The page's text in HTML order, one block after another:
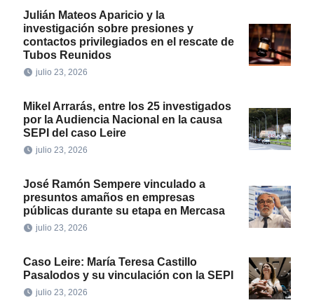
Julián Mateos Aparicio y la
investigación sobre presiones y
contactos privilegiados en el rescate de
Tubos Reunidos
julio 23, 2026
Mikel Arrarás, entre los 25 investigados
por la Audiencia Nacional en la causa
SEPI del caso Leire
julio 23, 2026
José Ramón Sempere vinculado a
presuntos amaños en empresas
públicas durante su etapa en Mercasa
julio 23, 2026
Caso Leire: María Teresa Castillo
Pasalodos y su vinculación con la SEPI
julio 23, 2026